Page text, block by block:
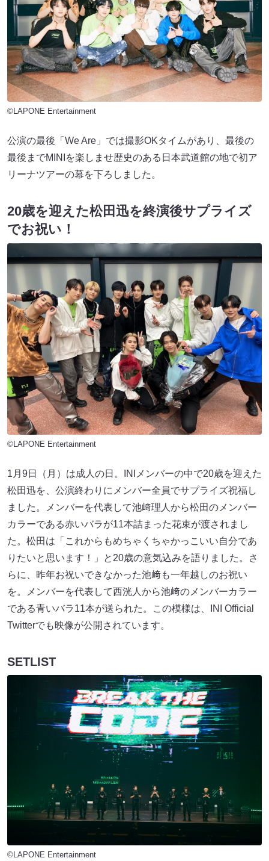
©LAPONE Entertainment
公演の最後「We Are」では撮影OKタイムがあり、最後の
最後までMINIを楽しませ歴史のある日本武道館の地で初ア
リーナツアーの幕を下ろしました。
20歳を迎えた松田迅を終演後サプライズ
でお祝い！
©LAPONE Entertainment
1月9日（月）は成人の日。INIメンバーの中で20歳を迎えた
松田迅を、公演終わりにメンバー全員でサプライズ祝福し
ました。メンバーを代表して池﨑理人から松田のメンバー
カラーである赤いバラが11本詰まった花束が渡されまし
た。松田は「これからもめちゃくちゃかっこいい自分であ
りたいと思います！」と20歳の意気込みを語りました。さ
らに、昨年お祝いできなかった池﨑も一年越しのお祝い
を。メンバーを代表して西洸人から池﨑のメンバーカラー
である青いバラ11本が送られた。この模様は、INI Official
Twitterでも映像が公開されています。
SETLIST
©LAPONE Entertainment